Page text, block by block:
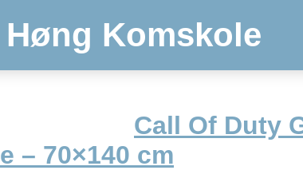
Høng Komskole
Call Of Duty
– 70×140 cm